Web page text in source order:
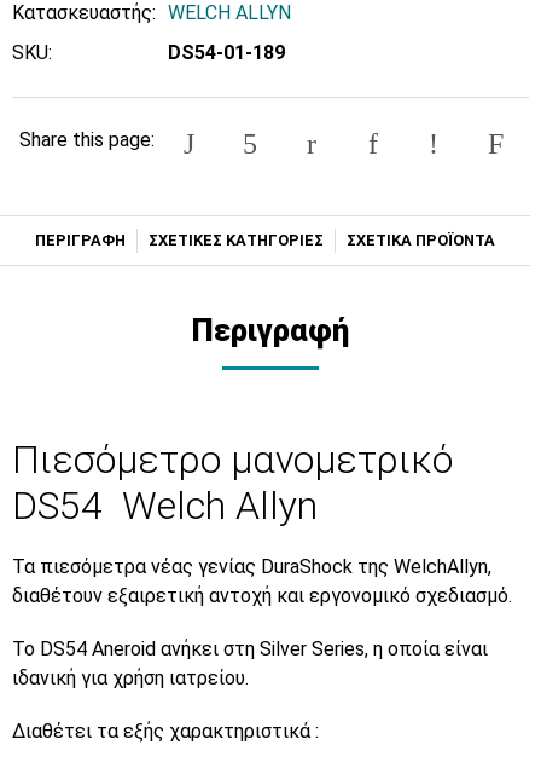
Κατασκευαστής: WELCH ALLYN
SKU:
DS54-01-189
Share this page:
ΠΕΡΙΓΡΑΦΗ ΣΧΕΤΙΚΕΣ ΚΑΤΗΓΟΡΙΕΣ ΣΧΕΤΙΚΑ ΠΡΟΪΟΝΤΑ
Περιγραφή
Πιεσόμετρο μανομετρικό
DS54 Welch Allyn
Τα πιεσόμετρα νέας γενίας DuraShock της WelchAllyn,
διαθέτουν εξαιρετική αντοχή και εργονομικό σχεδιασμό.
Το DS54 Aneroid ανήκει στη Silver Series, η οποία είναι
ιδανική για χρήση ιατρείου.
Διαθέτει τα εξής χαρακτηριστικά :